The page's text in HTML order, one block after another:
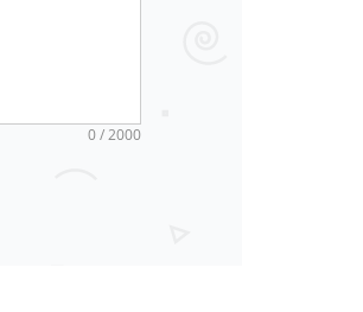
0 / 2000